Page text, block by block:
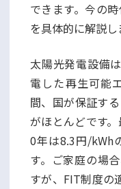
できます。今の
を具体的に解説し
太陽光発電設備
電した再生可能
間、国が保証す
がほとんどです
0年は8.3円/kWh
す。ご家庭の場
すが、FIT制度の